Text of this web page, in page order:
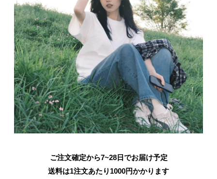
ご注文確定から7~28日でお届け予定
送料は1注文あたり 1000円かかります